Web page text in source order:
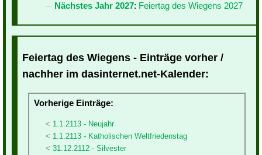
Nächstes Jahr 2027: Feiertag des Wiegens 2027
Feiertag des Wiegens - Einträge vorher /
nachher im dasinternet.net-Kalender:
Vorherige Einträge:
1.1.2113 - Neujahr
1.1.2113 - Katholischen Weltfriedenstag
31.12.2112 - Silvester